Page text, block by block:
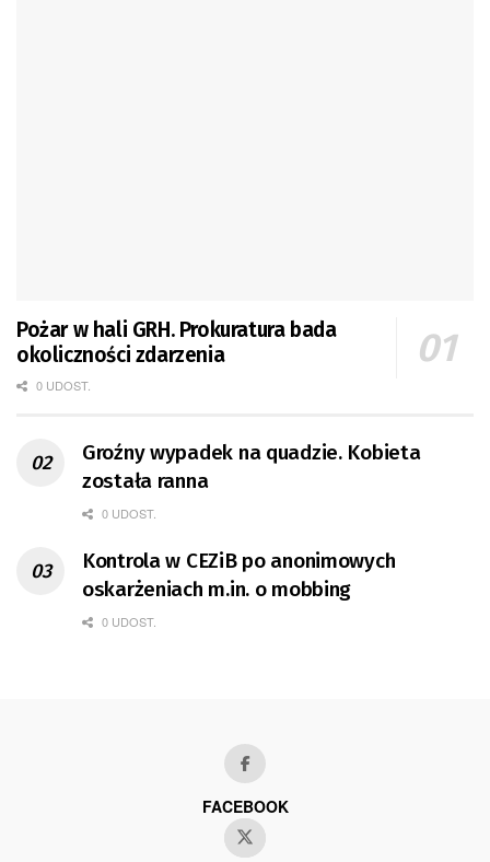
Pożar w hali GRH. Prokuratura bada
okoliczności zdarzenia
0 UDOST.
Groźny wypadek na quadzie. Kobieta
została ranna
0 UDOST.
Kontrola w CEZiB po anonimowych
oskarżeniach m.in. o mobbing
0 UDOST.
FACEBOOK